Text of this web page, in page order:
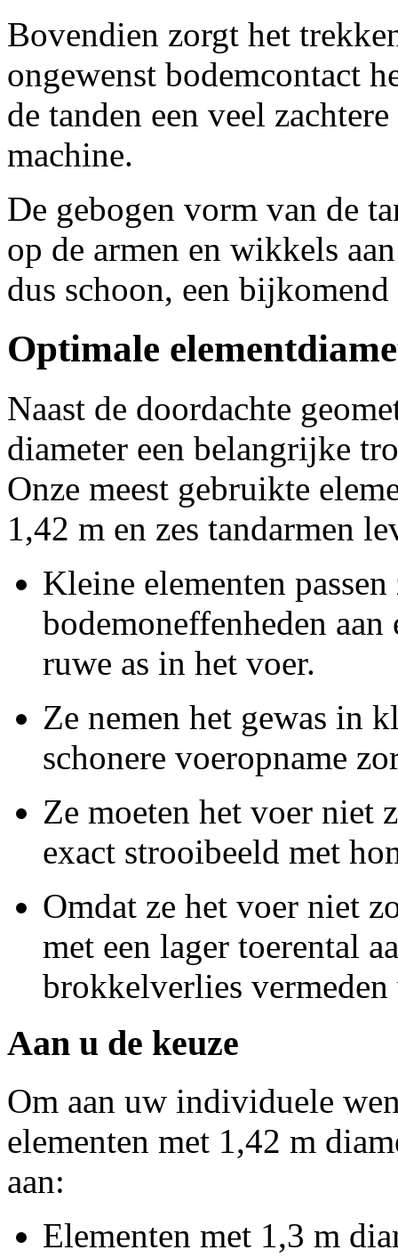
Bovendien zorgt het
ongewenst bodemcontact
de tanden een veel
machine.
De gebogen vorm van de
op de armen en wikkels
dus schoon, een
Optimale
Naast de doordachte
diameter een belangrijke
Onze meest gebruikte
1,42 m en zes tandarmen
Kleine elementen
bodemoneffenheden
ruwe as in het voer.
Ze nemen het gewas in
schonere voeropname
Ze moeten het voer niet
exact strooibeeld met
Omdat ze het voer niet
met een lager toerental
brokkelverlies
Aan u de keuze
Om aan uw individuele
elementen met 1,42 m
aan:
Elementen met 1,3 m